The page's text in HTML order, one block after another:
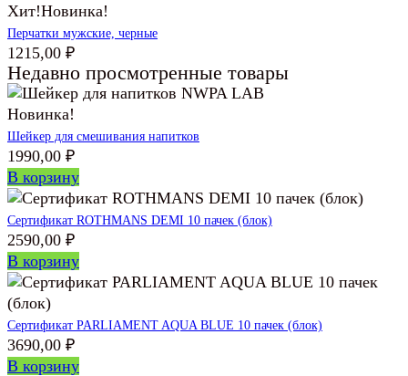
Хит!Новинка!
Перчатки мужские, черные
1215,00 ₽
Недавно просмотренные товары
Новинка!
Шейкер для смешивания напитков
1990,00 ₽
В корзину
Сертификат ROTHMANS DEMI 10 пачек (блок)
2590,00 ₽
В корзину
Сертификат PARLIAMENT AQUA BLUE 10 пачек (блок)
3690,00 ₽
В корзину